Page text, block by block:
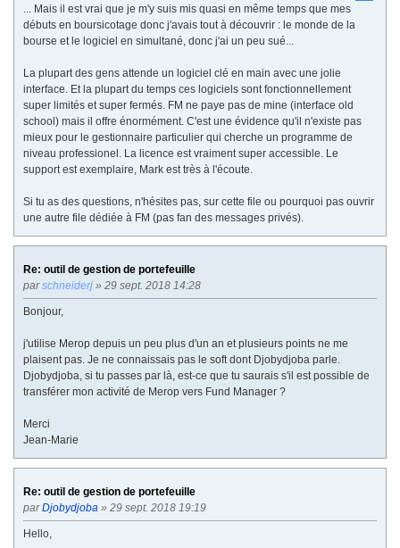
... Mais il est vrai que je m'y suis mis quasi en même temps que mes
débuts en boursicotage donc j'avais tout à découvrir : le monde de la
bourse et le logiciel en simultané, donc j'ai un peu sué...
La plupart des gens attende un logiciel clé en main avec une jolie
interface. Et la plupart du temps ces logiciels sont fonctionnellement
super limités et super fermés. FM ne paye pas de mine (interface old
school) mais il offre énormément. C'est une évidence qu'il n'existe pas
mieux pour le gestionnaire particulier qui cherche un programme de
niveau professionel. La licence est vraiment super accessible. Le
support est exemplaire, Mark est très à l'écoute.
Si tu as des questions, n'hésites pas, sur cette file ou pourquoi pas ouvrir
une autre file dédiée à FM (pas fan des messages privés).
Re: outil de gestion de portefeuille
parschneiderj » 29 sept. 2018 14:28
Bonjour,
j'utilise Merop depuis un peu plus d'un an et plusieurs points ne me
plaisent pas. Je ne connaissais pas le soft dont Djobydjoba parle.
Djobydjoba, si tu passes par là, est-ce que tu saurais s'il est possible de
transférer mon activité de Merop vers Fund Manager ?
Merci
Jean-Marie
Re: outil de gestion de portefeuille
parDjobydjoba » 29 sept. 2018 19:19
Hello,